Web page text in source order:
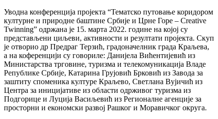
Уводна конференција пројекта “Тематско путовање коридором
културне и природне баштине Србије и Црне Горе – Creative
Twinning” одржана је 15. марта 2022. године на којој су
представљени циљеви, активности и резултати пројекта. Скуп
је отворио др Предраг Терзић, градоначелник града Краљева,
а на коференцији су говориле: Данијела Вићентијевић из
Министарства трговине, туризма и телекомуникација Владе
Републике Србије, Катарина Грујовић Брковић из Завода за
заштиту споменика културе Краљево, Светлана Вујичић из
Центра за иницијативе из области одрживог туризма из
Подгорице и Луција Васиљевић из Регионалне агенције за
просторни и економски развој Рашког и Моравичког округа.